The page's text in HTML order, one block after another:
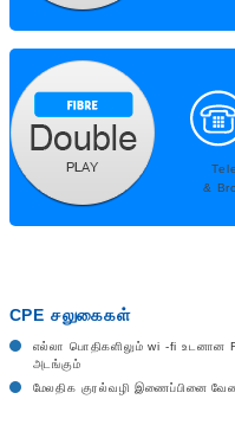
&
CPE சலுகைகள்
எல்லா பொதிகளிலும் wi -fi
அடங்கும்
மேலதிக குரல்வழி இணைப்பினை